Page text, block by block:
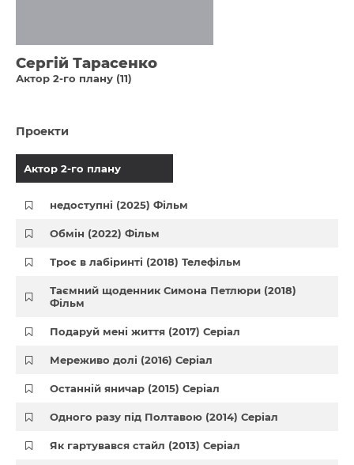
Сергій Тарасенко
Актор 2-го плану (11)
Проекти
Актор 2-го плану
недоступні (2025) Фільм
Обмін (2022) Фільм
Троє в лабіринті (2018) Телефільм
Таємний щоденник Симона Петлюри (2018)
Фільм
Подаруй мені життя (2017) Серіал
Мереживо долі (2016) Серіал
Останній яничар (2015) Серіал
Одного разу під Полтавою (2014) Серіал
Як гартувався стайл (2013) Серіал